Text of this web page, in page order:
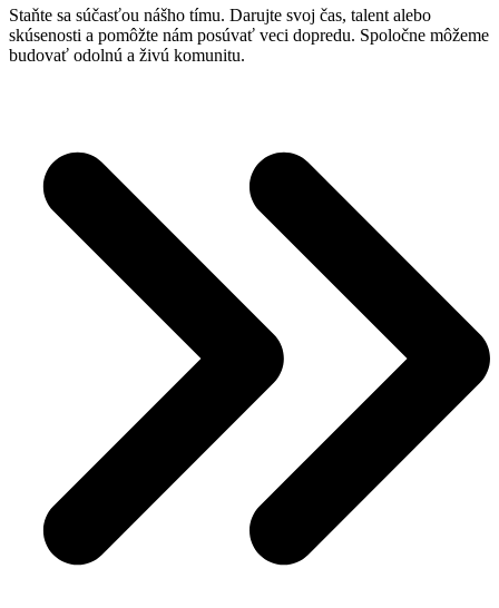
Staňte sa súčasťou nášho tímu. Darujte svoj čas, talent alebo
skúsenosti a pomôžte nám posúvať veci dopredu. Spoločne môžeme
budovať odolnú a živú komunitu.